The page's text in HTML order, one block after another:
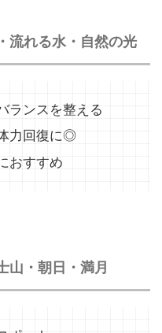
流れる水・自然の光
ランスを整える
力回復に◎
おすすめ
・朝日・満月